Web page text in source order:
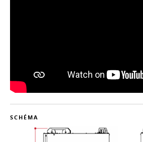
SCHÉMA